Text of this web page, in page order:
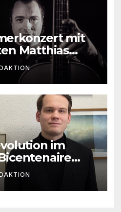
mit
Matthias
im